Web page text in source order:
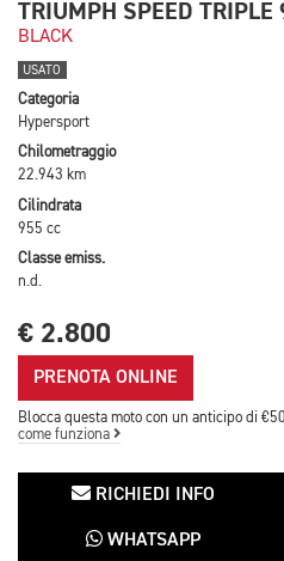
TRIUMPH SPEED TRIPLE
BLACK
USATO
Categoria
Hypersport
Chilometraggio
22.943 km
Cilindrata
955 cc
Classe emiss.
n.d.
€ 2.800
PRENOTA ONLINE
Blocca questa moto con un anticipo di
come funziona
RICHIEDI INFO
WHATSAPP